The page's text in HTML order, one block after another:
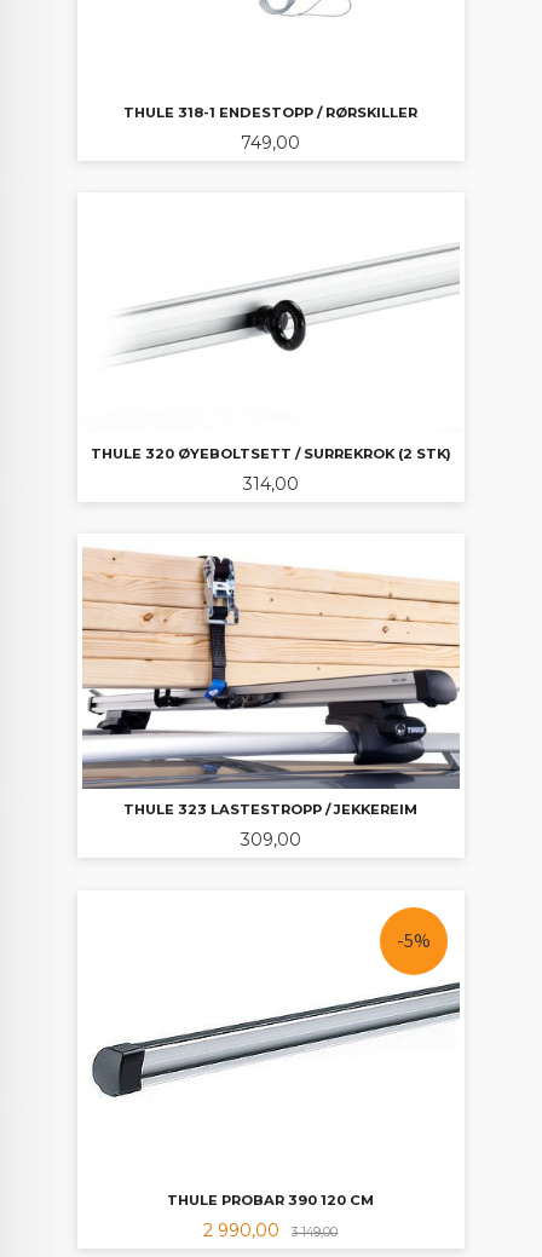
THULE 318-1 ENDESTOPP / RØRSKILLER
Pris
749,00
THULE 320 ØYEBOLTSETT / SURREKROK (2 STK)
Pris
314,00
THULE 323 LASTESTROPP / JEKKEREIM
Pris
309,00
THULE PROBAR 390 120 CM
Tilbud
2 990,00 3 149,00Rabatt
-5%